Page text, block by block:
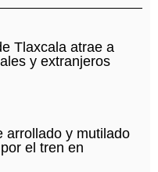
Tlaxcala atrae a
y extranjeros
arrollado y mutilado
el tren en